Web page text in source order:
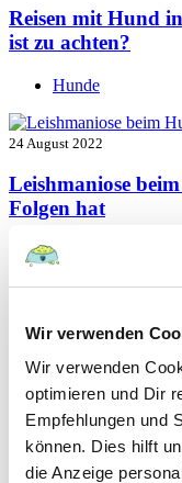
Wir verwenden
Wir verwenden
optimieren und Dir
Empfehlungen und
können. Dies hilft
die Anzeige
Reisen mit Hund
ist zu achten?
Hunde
24 August 2022
Leishmaniose
Folgen hat
Hunde
22 August 2022
Hundefutter und
besonders
Hunde